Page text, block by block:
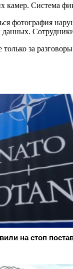
камер. Система
фотография
за
на стоп